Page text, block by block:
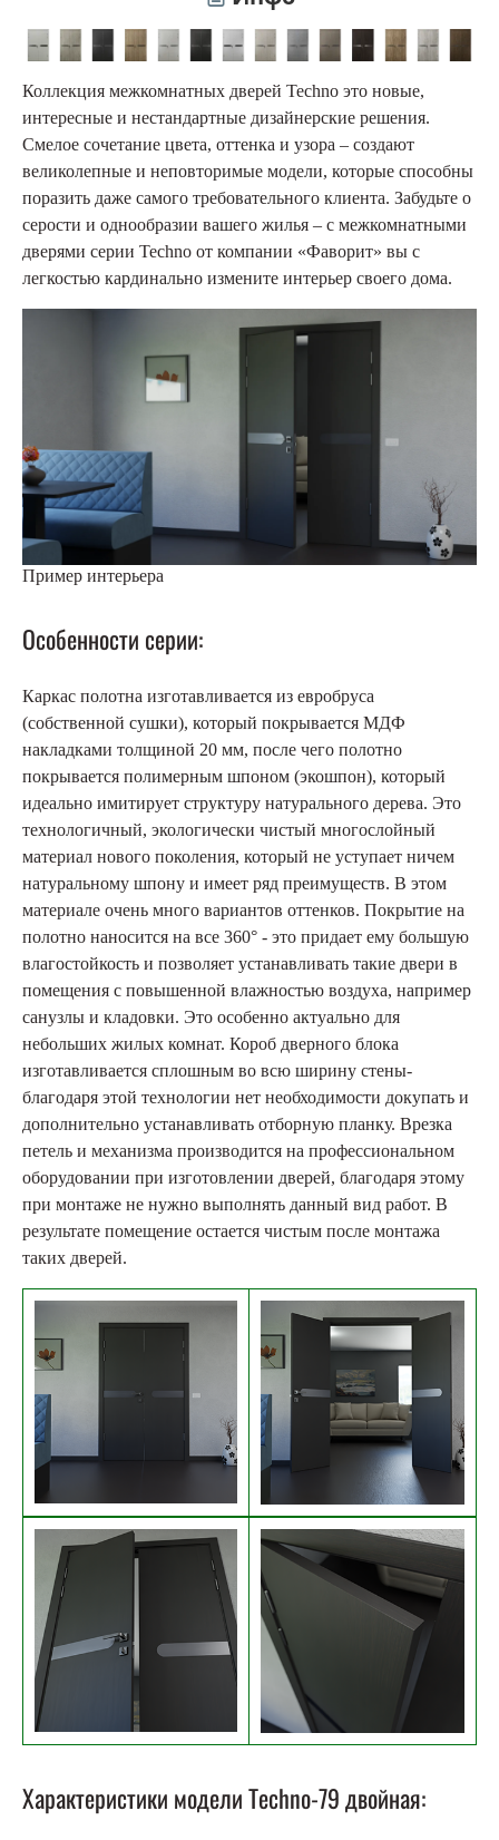
Коллекция межкомнатных дверей Techno это новые,
интересные и нестандартные дизайнерские решения.
Смелое сочетание цвета, оттенка и узора – создают
великолепные и неповторимые модели, которые способны
поразить даже самого требовательного клиента. Забудьте о
серости и однообразии вашего жилья – с межкомнатными
дверями серии Techno от компании «Фаворит» вы с
легкостью кардинально измените интерьер своего дома.
Пример интерьера
Особенности серии:
Каркас полотна изготавливается из евробруса
(собственной сушки), который покрывается МДФ
накладками толщиной 20 мм, после чего полотно
покрывается полимерным шпоном (экошпон), который
идеально имитирует структуру натурального дерева. Это
технологичный, экологически чистый многослойный
материал нового поколения, который не уступает ничем
натуральному шпону и имеет ряд преимуществ. В этом
материале очень много вариантов оттенков. Покрытие на
полотно наносится на все 360° - это придает ему большую
влагостойкость и позволяет устанавливать такие двери в
помещения с повышенной влажностью воздуха, например
санузлы и кладовки. Это особенно актуально для
небольших жилых комнат. Короб дверного блока
изготавливается сплошным во всю ширину стены-
благодаря этой технологии нет необходимости докупать и
дополнительно устанавливать отборную планку. Врезка
петель и механизма производится на профессиональном
оборудовании при изготовлении дверей, благодаря этому
при монтаже не нужно выполнять данный вид работ. В
результате помещение остается чистым после монтажа
таких дверей.
Характеристики модели Techno-79 двойная: